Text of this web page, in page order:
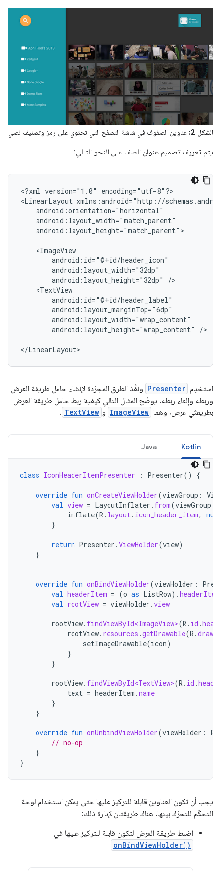
الشكل 2: عناوين الصفوف في شاشة التصفّح التي تحتوي على رمز وتصنيف نصي
يتم تعريف تصميم عنوان الصف على النحو التالي:
<?xml version="1.0"
encoding="utf-8"?>
<LinearLayout
android:layout_height="match_parent">
android:layout_height="32dp"
android:layout_height="wrap_content"
/>
</LinearLayout>
استخدِم Presenter ونفِّذ الطرق المجرّدة لإنشاء حامل طريقة العرض
وربطه وإلغاء ربطه. يوضّح المثال التالي كيفية ربط حامل طريقة العرض
بطريقتَي عرض، وهما ImageView و TextView
.
Kotlin
Java
class IconHeaderItemPresenter : Presenter() {
override fun onCreateViewHolder(viewGroup :
val view = LayoutInflater . from(viewGroup
inflate(R . layout . icon_header_item,
}
return Presenter .ViewHolder(view)
}
override fun onBindViewHolder(viewHolder :
val headerItem = (o as ListRow).headerItem
val rootView = viewHolder .view
rootView. findViewById<ImageView>(R . id .
rootView. resources .getDrawable(R .
setImageDrawable(icon)
}
}
rootView. findViewById<TextView>(R . id .
text = headerItem .name
}
}
override fun onUnbindViewHolder(viewHolder :
// no-op
}
}
يجب أن تكون العناوين قابلة للتركيز عليها حتى يمكن استخدام لوحة
التحكّم للتحرّك بينها. هناك طريقتان لإدارة ذلك:
اضبط طريقة العرض لتكون قابلة للتركيز عليها في
onBindViewHolder()
: